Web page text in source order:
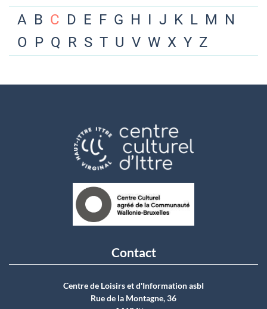
A B C D E F G H I J K L M N
O P Q R S T U V W X Y Z
Contact
Centre de Loisirs et d'Information asbI
Rue de la Montagne, 36